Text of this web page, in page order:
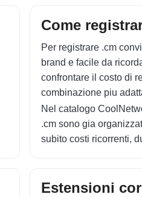
Come
Per registrare .cm
brand e facile da
confrontare il costo di
combinazione piu
Nel catalogo
.cm sono gia
subito costi ricorrenti,
Estensioni